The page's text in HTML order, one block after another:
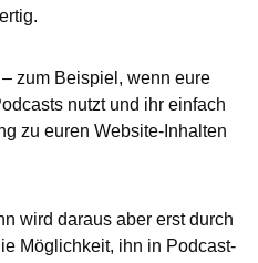
zum Beispiel, wenn eure
nutzt und ihr einfach
zu euren Website-Inhalten
wird daraus aber erst durch
Möglichkeit, ihn in Podcast-